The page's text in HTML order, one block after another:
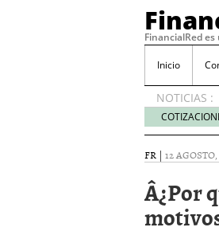
FinancialRed
Inicio
NOTICIAS :
FR | 12
Â¿Por